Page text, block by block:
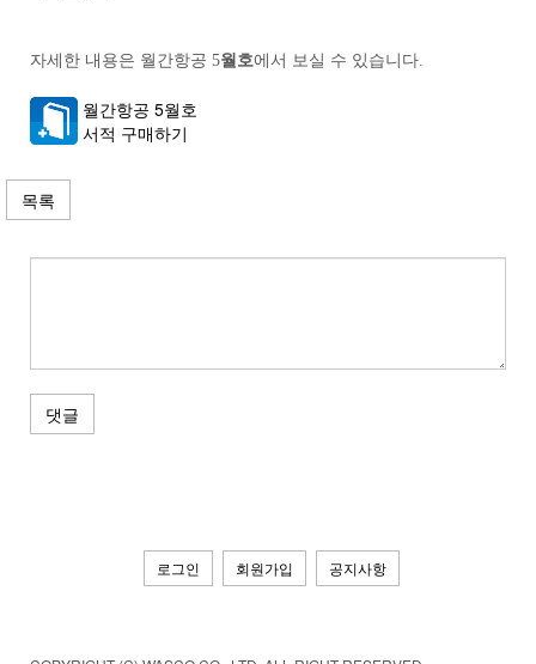
자세한 내용은 월간항공 5월호에서 보실 수 있습니다.
월간항공 5월호
서적 구매하기
목록
댓글
로그인 회원가입 공지사항